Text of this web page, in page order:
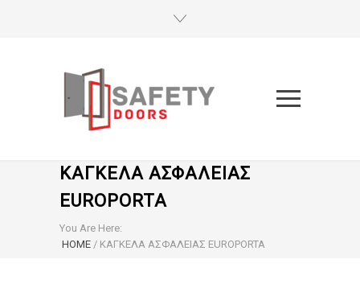
ΚΑΓΚΕΛΑ ΑΣΦΑΛΕΙΑΣ
EUROPORTA
You Are Here:
HOME / ΚΑΓΚΕΛΑ ΑΣΦΑΛΕΙΑΣ EUROPORTA